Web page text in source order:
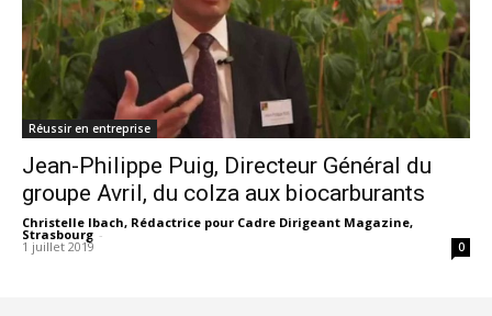
Réussir en entreprise
Jean-Philippe Puig, Directeur Général du
groupe Avril, du colza aux biocarburants
Christelle Ibach, Rédactrice pour Cadre Dirigeant Magazine,
Strasbourg -
1 juillet 2019 0